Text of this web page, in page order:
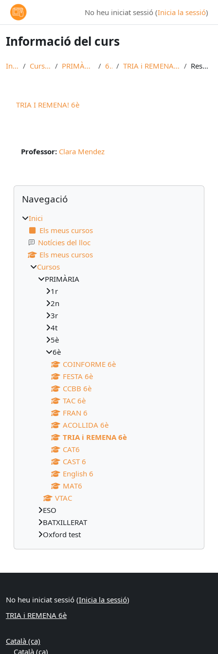
Ves al contingut principal
No heu iniciat sessió (Inicia la sessió)
Informació del curs
Inici Cursos PRIMÀRIA 6è TRIA i REMENA 6è Resum
TRIA I REMENA! 6è
Professor: Clara Mendez
Blocs
Omet Navegació
Navegació
Inici
Els meus cursos
Notícies del lloc
Els meus cursos
Cursos
PRIMÀRIA
1r
2n
3r
4t
5è
6è
COINFORME 6è
FESTA 6è
CCBB 6è
TAC 6è
FRAN 6
ACOLLIDA 6è
TRIA i REMENA 6è
CAT6
CAST 6
English 6
MAT6
VTAC
ESO
BATXILLERAT
Oxford test
Blocs suplementaris
No heu iniciat sessió (Inicia la sessió)
TRIA i REMENA 6è
Català ‎(ca)‎
Català ‎(ca)‎